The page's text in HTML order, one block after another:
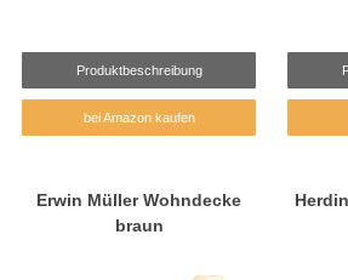
Produktbeschreibung
bei Amazon kaufen
Erwin Müller Wohndecke
braun